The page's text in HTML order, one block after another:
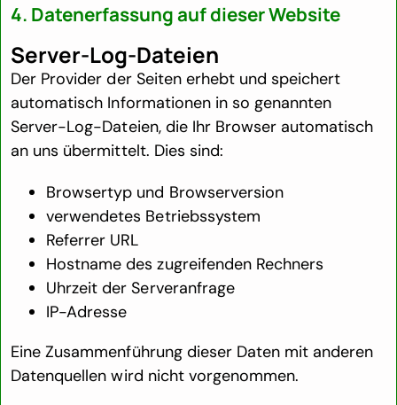
4. Datenerfassung auf dieser Website
Server-Log-Dateien
Der Provider der Seiten erhebt und speichert
automatisch Informationen in so genannten
Server-Log-Dateien, die Ihr Browser automatisch
an uns übermittelt. Dies sind:
Browsertyp und Browserversion
verwendetes Betriebssystem
Referrer URL
Hostname des zugreifenden Rechners
Uhrzeit der Serveranfrage
IP-Adresse
Eine Zusammenführung dieser Daten mit anderen
Datenquellen wird nicht vorgenommen.